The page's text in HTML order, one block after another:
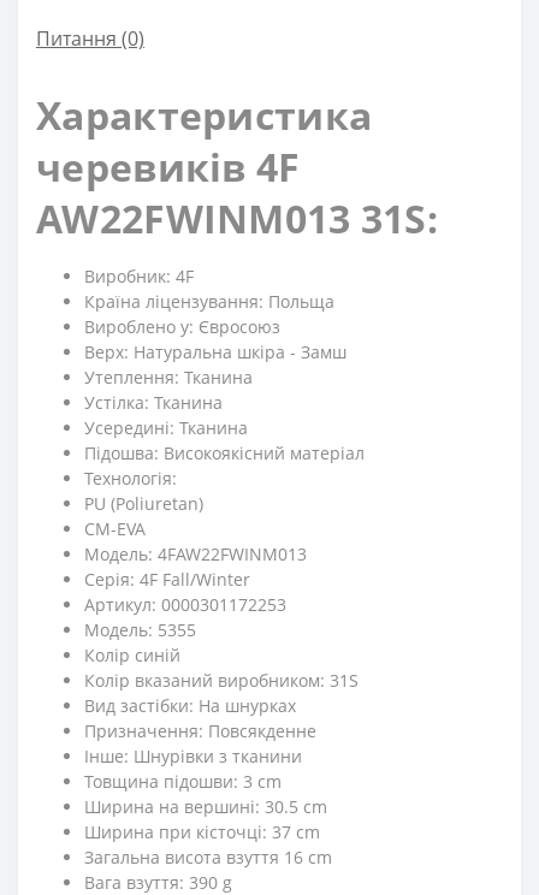
Питання (0)
Характеристика
черевиків 4F
AW22FWINM013 31S:
Виробник: 4F
Країна ліцензування: Польща
Вироблено у: Євросоюз
Верх: Натуральна шкіра - Замш
Утеплення: Тканина
Устілка: Тканина
Усередині: Тканина
Підошва: Високоякісний матеріал
Технологія:
PU (Poliuretan)
CM-EVA
Модель: 4FAW22FWINM013
Серія: 4F Fall/Winter
Артикул: 0000301172253
Модель: 5355
Колір синій
Колір вказаний виробником: 31S
Вид застібки: На шнурках
Призначення: Повсякденне
Iнше: Шнурівки з тканини
Товщина підошви: 3 cm
Ширина на вершині: 30.5 cm
Ширина при кісточці: 37 cm
Загальна висота взуття 16 cm
Вага взуття: 390 g